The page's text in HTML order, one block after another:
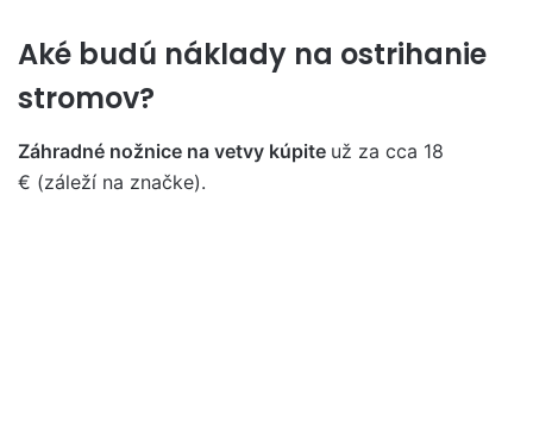
Aké budú náklady na ostrihanie
stromov?
Záhradné nožnice na vetvy kúpite už za cca 18
€ (záleží na značke).